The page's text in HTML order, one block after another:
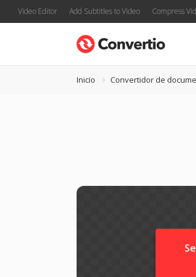
Video Editor Add Subtitles to Video Compress
Inicio Convertidor de